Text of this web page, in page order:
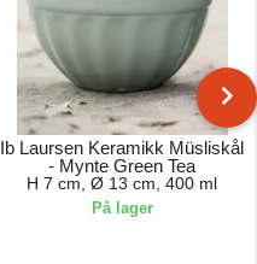
Ib Laursen Keramikk Müsliskål
- Mynte Green Tea
H 7 cm, Ø 13 cm, 400 ml
På lager